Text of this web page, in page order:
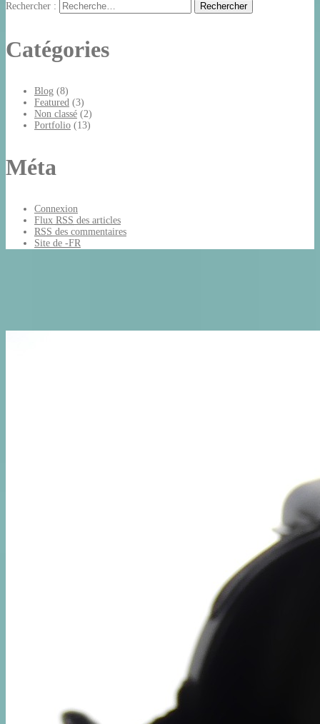
Rechercher :
Catégories
Blog (8)
Featured (3)
Non classé (2)
Portfolio (13)
Méta
Connexion
Flux RSS des articles
RSS des commentaires
Site de -FR